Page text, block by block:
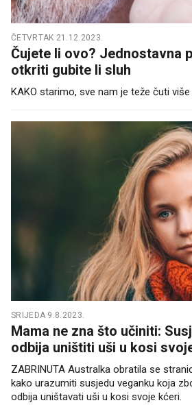
ČETVRTAK 21.12.2023.
Čujete li ovo? Jednostavna
otkriti gubite li sluh
KAKO starimo, sve nam je teže čuti
SRIJEDA 9.8.2023.
Mama ne zna što učiniti:
odbija uništiti uši u kosi
ZABRINUTA Australka obratila se
kako urazumiti susjedu veganku koja
odbija uništavati uši u kosi svoje kćeri.